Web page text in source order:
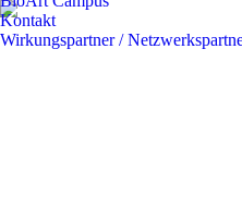
Kontakt
Wirkungspartner /